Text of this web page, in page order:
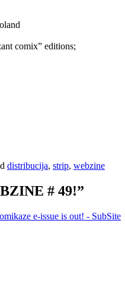
comix” editions;
distribucija, strip, webzine
# 49!”
e-issue is out! - SubSite